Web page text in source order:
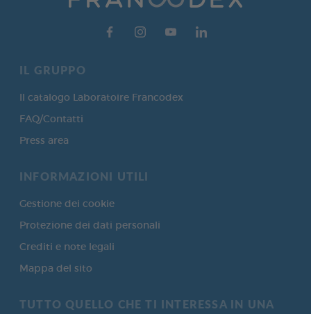
IL GRUPPO
Il catalogo Laboratoire Francodex
FAQ/Contatti
Press area
INFORMAZIONI UTILI
Gestione dei cookie
Protezione dei dati personali
Crediti e note legali
Mappa del sito
TUTTO QUELLO CHE TI INTERESSA IN UNA